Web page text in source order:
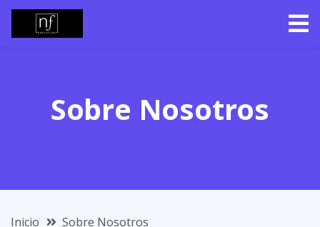
Sobre Nosotros
Inicio Sobre Nosotros